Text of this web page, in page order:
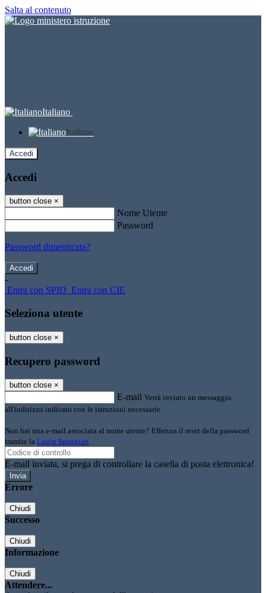
Salta al contenuto
Italiano
Italiano
Accedi
Accedi
button close ×
Nome Utente
Password
Password dimenticata?
-
Entra con SPID Entra con CIE
Seleziona utente
button close ×
Recupero password
button close ×
E-mail Verrà inviato un messaggio
all'indirizzo indicato con le istruzioni necessarie.
Non hai una e-mail associata al nome utente? Effettua il reset della password
tramite la Login Spaggiari
E-mail inviata, si prega di controllare la casella di posta elettronica!
Errore
Chiudi
Successo
Chiudi
Informazione
Chiudi
Attendere...